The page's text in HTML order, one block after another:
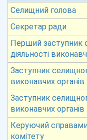
Селищний голова
Секретар ради
Перший заступник
діяльності
Заступник
виконавчих органів
Заступник
виконавчих органів
Керуючий
комітету